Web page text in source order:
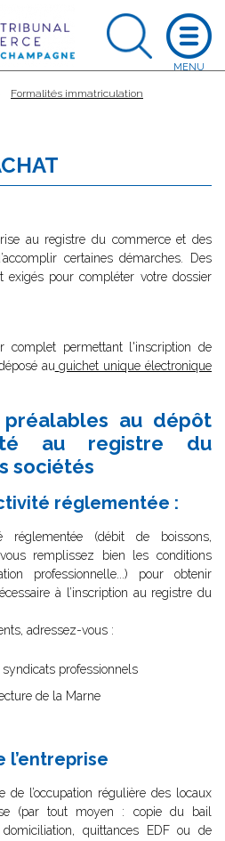
Formalités immatriculation
au registre du commerce et des
certaines démarches. Des
exigés pour compléter votre dossier
complet permettant l'inscription de
au guichet unique électronique
au dépôt
au registre du
sociétés
réglementée :
réglementée (débit de boissons,
remplissez bien les conditions
professionnelle...) pour obtenir
à l’inscription au registre du
adressez-vous :
professionnels
de la Marne
l’entreprise
de l’occupation régulière des locaux
(par tout moyen : copie du bail
quittances EDF ou de